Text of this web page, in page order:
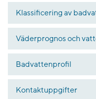
Klassificering av
Väderprognos och
Badvattenprofil
Kontaktuppgifter